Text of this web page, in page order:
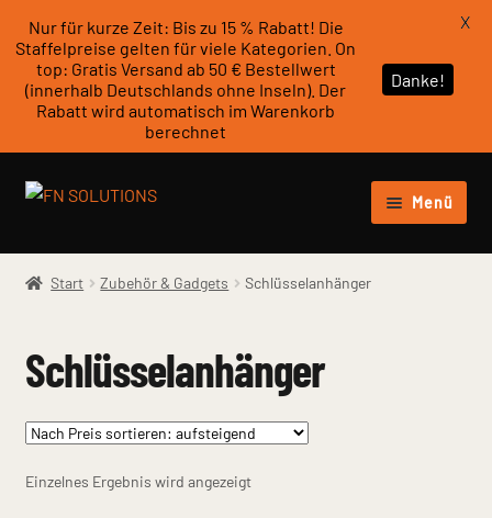
Zur
springen
Zum
springen
Menü
Werkstattzubehör
Zubehör & Gadgets
Schlüsselanhänger
Taschenhalter
Start Zubehör & Gadgets Schlüsselanhänger
Schlüsselanhänger
Einzelnes Ergebnis wird angezeigt
Nur für kurze Zeit: Bis zu 15 % Rabatt! Die
Staffelpreise gelten für viele Kategorien. On
top: Gratis Versand ab 50 € Bestellwert
(innerhalb Deutschlands ohne Inseln). Der
Rabatt wird automatisch im Warenkorb
berechnet
Danke!
X